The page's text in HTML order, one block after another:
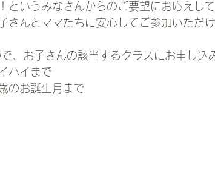
というみなさんからのご要望にお応えし
さんとママたちに安心してご参加いただ
、お子さんの該当するクラスにお申し込
ハイまで
のお誕生月まで